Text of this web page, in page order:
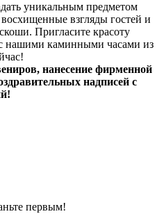
уникальным предметом
взгляды гостей и
Пригласите красоту
нашими каминными часами из
нанесение фирменной
надписей с
первым!